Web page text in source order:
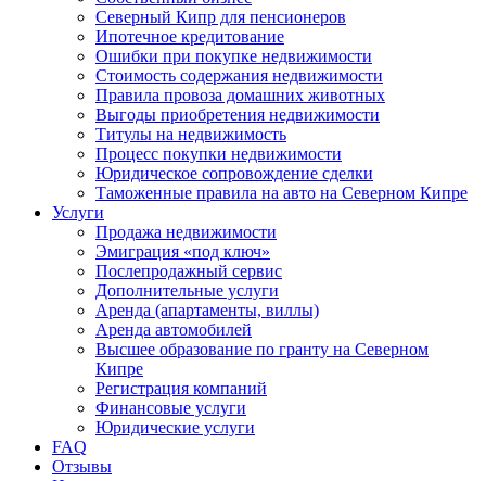
Северный Кипр для пенсионеров
Ипотечное кредитование
Ошибки при покупке недвижимости
Стоимость содержания недвижимости
Правила провоза домашних животных
Выгоды приобретения недвижимости
Титулы на недвижимость
Процесс покупки недвижимости
Юридическое сопровождение сделки
Таможенные правила на авто на Северном Кипре
Услуги
Продажа недвижимости
Эмиграция «под ключ»
Послепродажный сервис
Дополнительные услуги
Аренда (апартаменты, виллы)
Аренда автомобилей
Высшее образование по гранту на Северном
Кипре
Регистрация компаний
Финансовые услуги
Юридические услуги
FAQ
Отзывы